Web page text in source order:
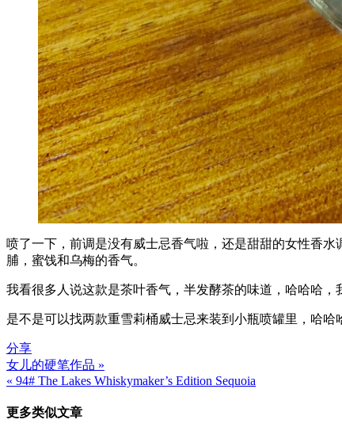
喷了一下，前调是没有威士忌香气啦，还是甜甜的女性香
脯，蜜饯和乌梅的香气。
我看很多人说这款是茶叶香气，半发酵茶的味道，哈哈哈
是不是可以找两款重雪莉桶威士忌来装到小瓶喷罐里，哈哈
分享
文
导
女儿的硬笔作品 »
« 94# The Lakes Whiskymaker’s Edition Sequoia
更多类似文章